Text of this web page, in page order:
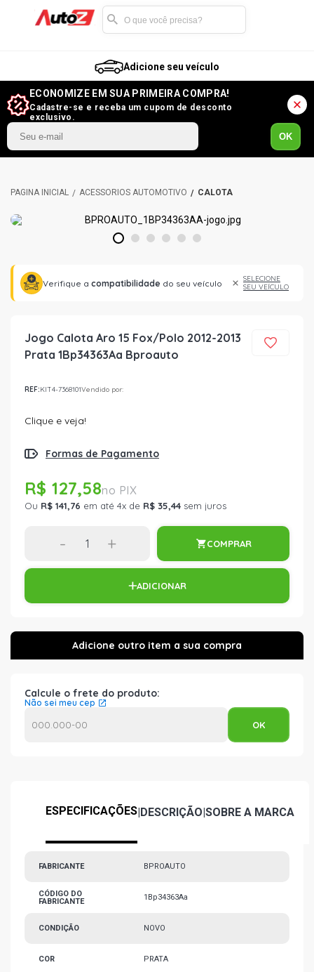
Adicione seu veículo
ECONOMIZE EM SUA PRIMEIRA COMPRA!
Cadastre-se e receba um cupom de desconto
exclusivo.
OK
ACESSÓRIOS AUTOMOTIVO CALOTA
1 2 3 4 5 6
Verifique a compatibilidade do seu veículo
SELECIONE
SEU VEÍCULO
Jogo Calota Aro 15 Fox/Polo 2012-2013
Prata 1Bp34363Aa Bproauto
REF:KIT4-7368101Vendido por:
Clique e veja!
Formas de Pagamento
R$ 127,58
Ou R$ 141,76 em até 4x de R$ 35,44 sem juros
- + COMPRAR
ADICIONAR
Calcule o frete do produto:
Não sei meu cep
ESPECIFICAÇÕES|DESCRIÇÃO|SOBRE A MARCA
FABRICANTE BPROAUTO
CÓDIGO DO
FABRICANTE
1Bp34363Aa
CONDIÇÃO NOVO
COR PRATA